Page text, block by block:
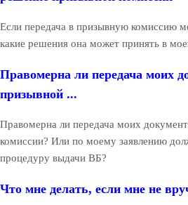
Если передача в призывную комиссию
какие решения она может принять в
Правомерна ли передача моих
призывной ...
Правомерна ли передача моих
комиссии? Или по моему заявлению
процедуру выдачи ВБ?
Что мне делать, если мне не